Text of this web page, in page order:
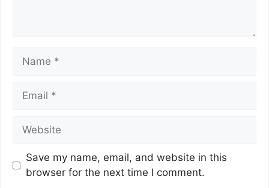
Save my name, email, and website in this
browser for the next time I comment.